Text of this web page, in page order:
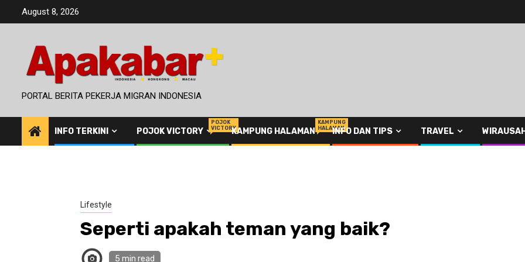
August 8, 2026
PORTAL BERITA PEKERJA MIGRAN INDONESIA
INFO TERKINI POJOK VICTORY
POJOK
VICTORYKAMPUNG HALAMAN
KAMPUNG
HALAMANINFO DAN TIPS TRAVEL
Lifestyle
Seperti apakah teman yang baik?
5 min read